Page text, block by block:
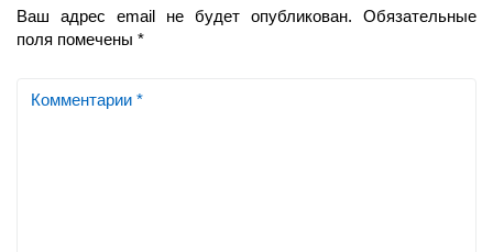
Ваш адрес email не будет опубликован.
Обязательные
поля помечены *